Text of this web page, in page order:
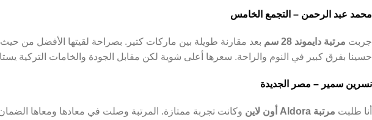
محمد عبد الرحمن – التجمع الخامس
جربت مرتبة دايموند 28 سم
بعد مقارنة طويلة بين ماركات كتير. بصراحة لقيتها الأفضل من حيث
حسينا بفرق كبير في النوم والراحة. سعرها أعلى شوية لكن مقابل الجودة والخامات التركية
نسرين سمير – مصر الجديدة
أنا طلبت مرتبة Aldora أون لاين